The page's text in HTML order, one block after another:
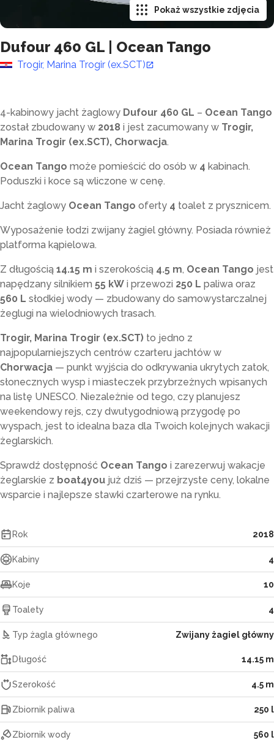
Dufour 460 GL Ocean Tango
Trogir, Marina Trogir (ex.SCT)
Pokaż wszystkie zdjęcia
4-kabinowy jacht żaglowy Dufour 460 GL – Ocean Tango
został zbudowany w 2018 i jest zacumowany w Trogir,
Marina Trogir (ex.SCT), Chorwacja.
Ocean Tango może pomieścić do osób w 4 kabinach.
Poduszki i koce są wliczone w cenę.
Jacht żaglowy Ocean Tango oferty 4 toalet z prysznicem.
Wyposażenie łodzi zwijany żagiel główny. Posiada również
platforma kąpielowa.
Z długością 14.15 m i szerokością 4.5 m, Ocean Tango jest
napędzany silnikiem 55 kW i przewozi 250 L paliwa oraz
560 L słodkiej wody — zbudowany do samowystarczalnej
żeglugi na wielodniowych trasach.
Trogir, Marina Trogir (ex.SCT) to jedno z
najpopularniejszych centrów czarteru jachtów w
Chorwacja — punkt wyjścia do odkrywania ukrytych zatok,
słonecznych wysp i miasteczek przybrzeżnych wpisanych
na listę UNESCO. Niezależnie od tego, czy planujesz
weekendowy rejs, czy dwutygodniową przygodę po
wyspach, jest to idealna baza dla Twoich kolejnych wakacji
żeglarskich.
Sprawdź dostępność Ocean Tango i zarezerwuj wakacje
żeglarskie z boat4you już dziś — przejrzyste ceny, lokalne
wsparcie i najlepsze stawki czarterowe na rynku.
Rok 2018
Kabiny 4
Koje 10
Toalety 4
Typ żagla głównego Zwijany żagiel główny
Długość 14.15 m
Szerokość 4.5 m
Zbiornik paliwa 250 l
Zbiornik wody 560 l